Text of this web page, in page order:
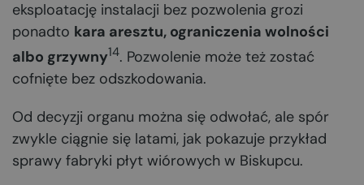
eksploatację instalacji bez pozwolenia grozi
ponadto kara aresztu, ograniczenia wolności
albo grzywny14. Pozwolenie może też zostać
cofnięte bez odszkodowania.
Od decyzji organu można się odwołać, ale spór
zwykle ciągnie się latami, jak pokazuje przykład
sprawy fabryki płyt wiórowych w Biskupcu.